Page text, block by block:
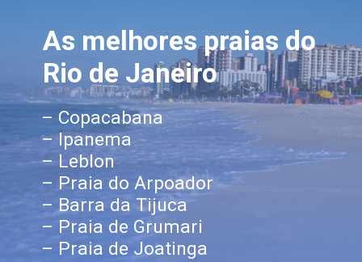
As melhores praias do
Rio de Janeiro
– Copacabana
– Ipanema
– Leblon
– Praia do Arpoador
– Barra da Tijuca
– Praia de Grumari
– Praia de Joatinga